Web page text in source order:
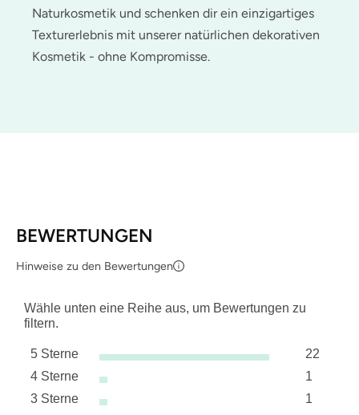
Naturkosmetik und schenken dir ein einzigartiges
Texturerlebnis mit unserer natürlichen dekorativen
Kosmetik - ohne Kompromisse.
BEWERTUNGEN
Hinweise zu den Bewertungen
Wähle unten eine Reihe aus, um Bewertungen zu
filtern.
5 Sterne Sterne
22
22
4 Sterne Sterne
1
1
3 Sterne Sterne
1